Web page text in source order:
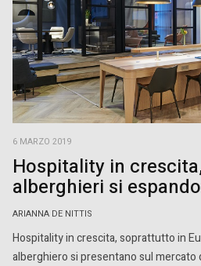
6 MARZO 2019
Hospitality in
alberghieri si
ARIANNA DE NITTIS
Hospitality in crescita, soprattutto in
alberghiero si presentano sul